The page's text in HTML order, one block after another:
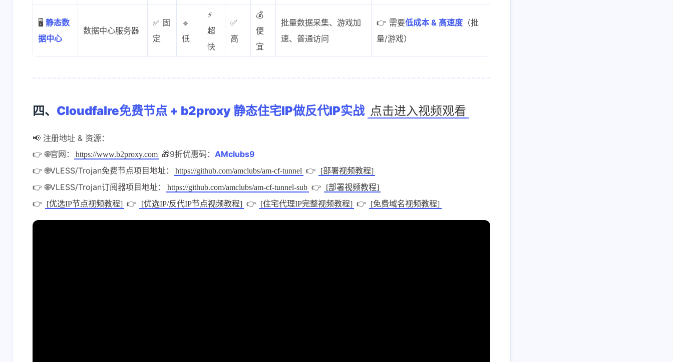
🖥️ 静态数
据中心
数据中心服务器
✅ 固
定
🔹
低
⚡
超
快
✅
高
💰
便
宜
批量数据采集、游戏加
速、普通访问
👉 需要低成本 & 高速度（批
量/游戏）
四、 Cloudfalre免费节点 + b2proxy 静态住宅IP做反代IP实战 点击进入视频观看
📢 注册地址 & 资源：
👉 🌐官网：
https://www.b2proxy.com 🎁9折优惠码：AMclubs9
👉 🌐VLESS/Trojan免费节点项目地址：
https://github.com/amclubs/am-cf-tunnel 👉 [部署视频教程]
👉 🌐VLESS/Trojan订阅器项目地址： https://github.com/amclubs/am-cf-tunnel-sub 👉 [部署视频教程]
👉 [优选IP节点视频教程] 👉 [优选IP/反代IP节点视频教程] 👉 [住宅代理IP完整视频教程] 👉 [免费域名视频教程]